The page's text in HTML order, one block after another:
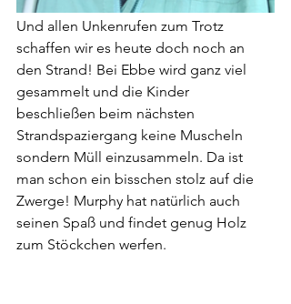
Und allen Unkenrufen zum Trotz
schaffen wir es heute doch noch an
den Strand! Bei Ebbe wird ganz viel
gesammelt und die Kinder
beschließen beim nächsten
Strandspaziergang keine Muscheln
sondern Müll einzusammeln. Da ist
man schon ein bisschen stolz auf die
Zwerge! Murphy hat natürlich auch
seinen Spaß und findet genug Holz
zum Stöckchen werfen.